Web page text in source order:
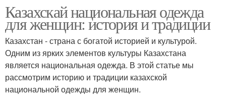
Казахскай национальная одежда
для женщин: история и традиции
Казахстан - страна с богатой историей и культурой.
Одним из ярких элементов культуры Казахстана
является национальная одежда. В этой статье мы
рассмотрим историю и традиции казахской
национальной одежды для женщин.